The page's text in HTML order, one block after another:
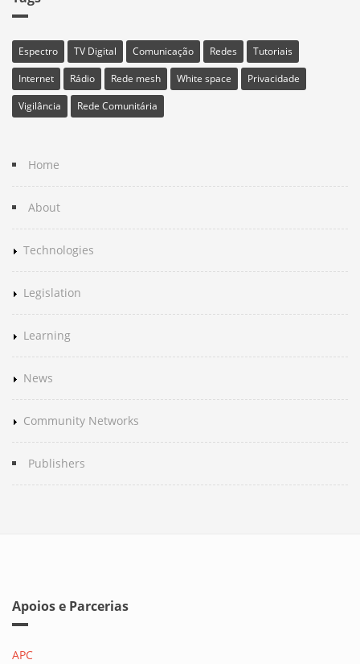
Espectro TV Digital Comunicação Redes
Tutoriais
Internet
Rádio Rede mesh White space
Privacidade
Vigilância
Rede Comunitária
Home
About
Technologies
Legislation
Learning
News
Community Networks
Publishers
Apoios e Parcerias
APC